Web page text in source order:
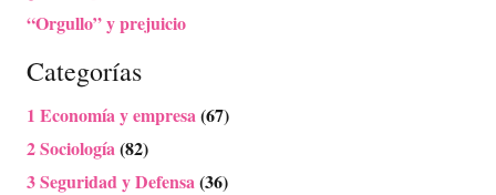
“Orgullo” y prejuicio
Categorías
1 Economía y empresa(67)
2 Sociología(82)
3 Seguridad y Defensa(36)